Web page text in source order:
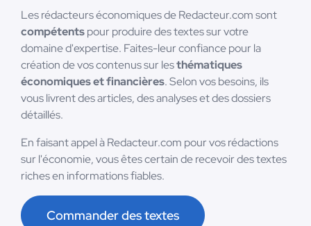
Les rédacteurs économiques de Redacteur.com sont
compétentspour produire des textes sur votre
domaine d'expertise. Faites-leur confiance pour la
création de vos contenus sur lesthématiques
économiques et financières. Selon vos besoins, ils
vous livrent des articles, des analyses et des dossiers
détaillés.
En faisant appel à Redacteur.com pour vos rédactions
sur l'économie, vous êtes certain de recevoir des textes
riches en informations fiables.
Commander des textes